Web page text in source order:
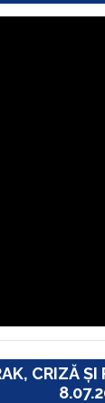
CRIZĂ ȘI